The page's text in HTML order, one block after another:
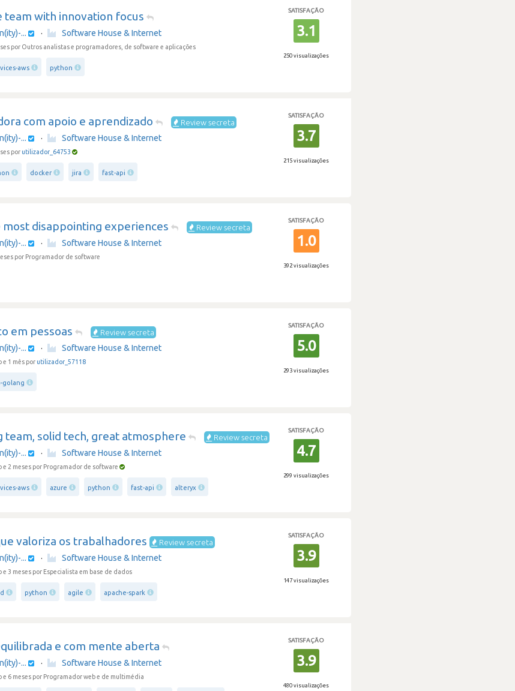
team with innovation focus
... · Software House & Internet
por Outros analistas e programadores, de software e aplicações
aws python
SATISFAÇÃO
3.1
250 visualizações
com apoio e aprendizado Review secreta
... · Software House & Internet
por utilizador_64753
docker jira fast-api
SATISFAÇÃO
3.7
215 visualizações
most disappointing experiences Review secreta
... · Software House & Internet
por Programador de software
SATISFAÇÃO
1.0
392 visualizações
em pessoas Review secreta
... · Software House & Internet
e 1 mês por utilizador_57118
golang
SATISFAÇÃO
5.0
293 visualizações
team, solid tech, great atmosphere Review secreta
... · Software House & Internet
e 2 meses por Programador de software
aws azure python fast-api alteryx
SATISFAÇÃO
4.7
299 visualizações
valoriza os trabalhadores Review secreta
... · Software House & Internet
e 3 meses por Especialista em base de dados
python agile apache-spark
SATISFAÇÃO
3.9
147 visualizações
e com mente aberta
... · Software House & Internet
e 6 meses por Programador web e de multimédia
SATISFAÇÃO
3.9
480 visualizações